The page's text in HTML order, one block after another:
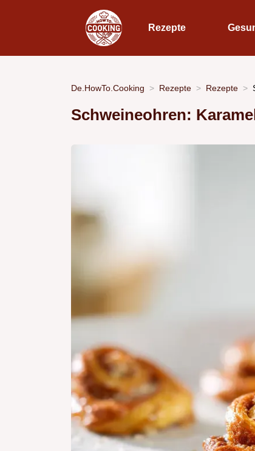
Rezepte
De.HowTo.Cooking Rezepte Rezepte
Schweineohren: